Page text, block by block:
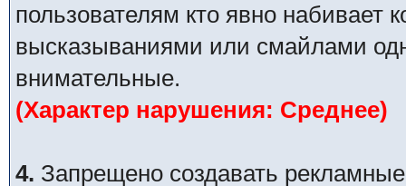
пользователям кто явно набивает
высказываниями или смайлами
внимательные.
(Характер нарушения: Среднее)
4. Запрещено создавать